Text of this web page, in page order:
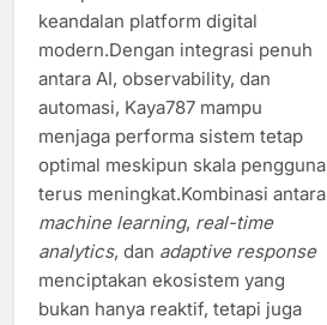
keandalan platform digital
modern.Dengan integrasi penuh
antara AI, observability, dan
automasi, Kaya787 mampu
menjaga performa sistem tetap
optimal meskipun skala pengguna
terus meningkat.Kombinasi antara
machine learning, real-time
analytics, dan adaptive response
menciptakan ekosistem yang
bukan hanya reaktif, tetapi juga